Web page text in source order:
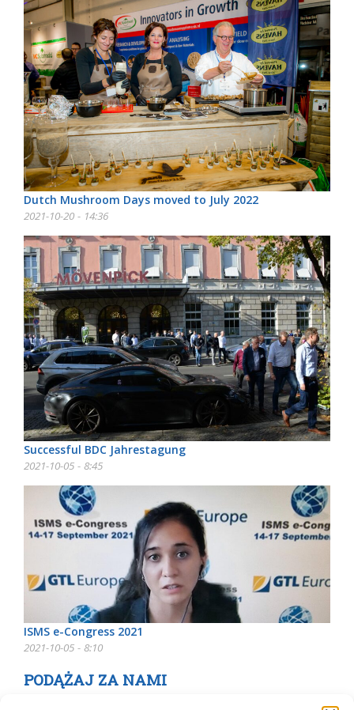
Dutch Mushroom Days moved to July 2022
2021-10-20 - 14:36
Successful BDC Jahrestagung
2021-10-05 - 8:45
ISMS e-Congress 2021
2021-10-05 - 8:10
PODĄŻAJ ZA NAMI